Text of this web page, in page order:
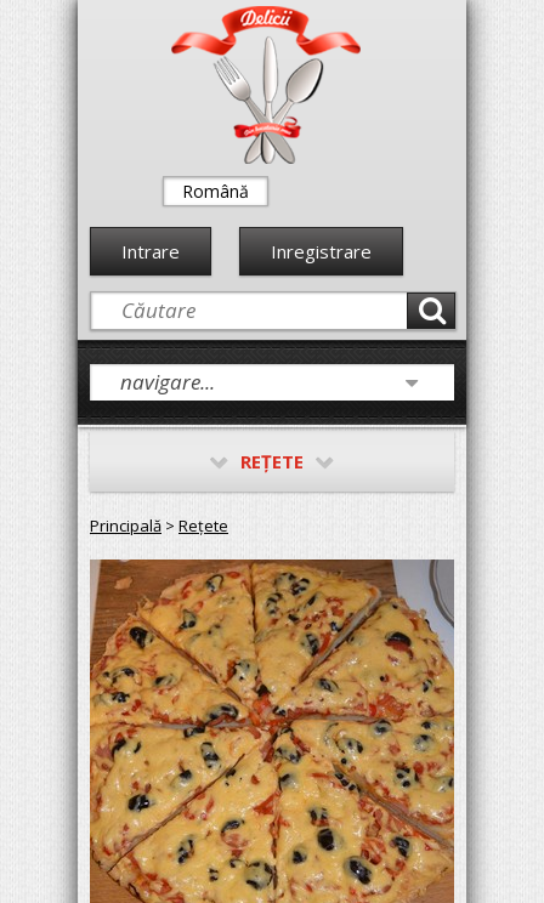
Română
Intrare Inregistrare
REŢETE
Principală > Reţete